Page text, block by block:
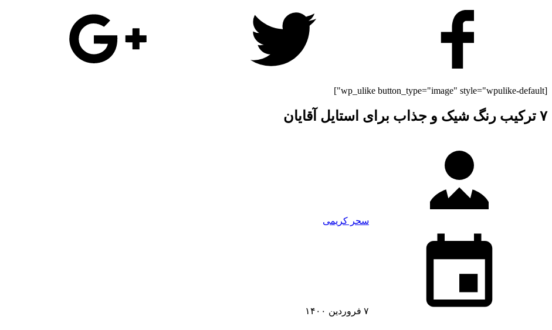
[wp_ulike button_type="image" style="wpulike-default"]
۷ ترکیب رنگ شیک و جذاب برای استایل آقایان
سحر کریمی
۷ فروردین ۱۴۰۰